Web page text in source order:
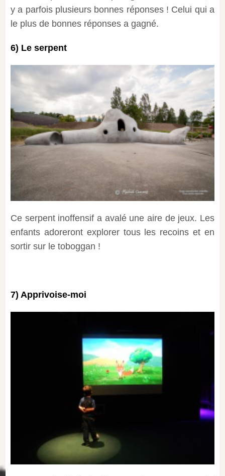
y a parfois plusieurs bonnes réponses ! Celui qui a
le plus de bonnes réponses a gagné.
6) Le serpent
Ce serpent inoffensif a avalé une aire de jeux. Les
enfants adoreront explorer tous les recoins et en
sortir sur le toboggan !
7) Apprivoise-moi